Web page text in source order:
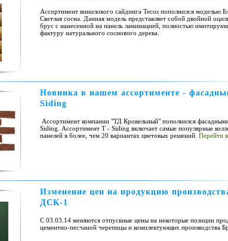
Ассортимент винилового сайдинга Tecos пополнился моделью
Светлая сосна. Данная модель представляет собой двойной
брус с нанесенной на панель ламинацией, полностью
фактуру натурального соснового дерева.
Новинка в нашем ассортименте -
Siding
Ассортимент компании "ТД Кровельный" пополнился
Siding. Ассортимент T - Siding включает самые популярные
панелей в более, чем 20 вариантах цветовых решений. Перейти в
Изменение цен на продукцию
ДСК-1
С 03.03.14 меняются отпускные цены на некоторые позиции
цементно-песчаной черепицы и комплектующих производства